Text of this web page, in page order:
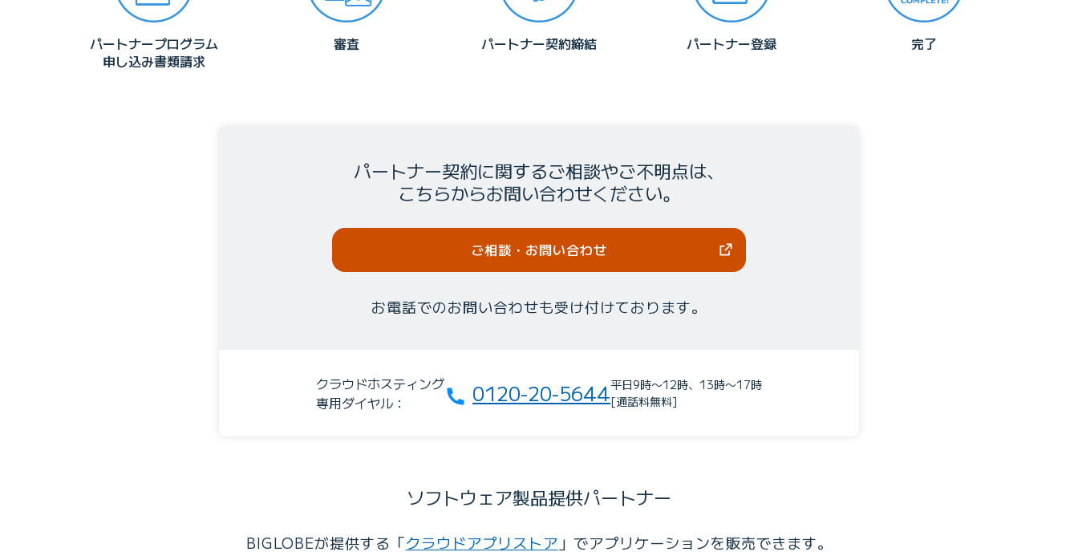
パートナープログラム
申し込み書類請求
審査 パートナー契約締結 パートナー登録 完了
パートナー契約に関するご相談やご不明点は、
こちらからお問い合わせください。
ご相談・お問い合わせ
お電話でのお問い合わせも受け付けております。
クラウドホスティング
専用ダイヤル：
0120-20-5644平日9時〜12時、13時〜17時
[通話料無料]
ソフトウェア製品提供パートナー
BIGLOBEが提供する「クラウドアプリストア 」でアプリケーションを販売できます。